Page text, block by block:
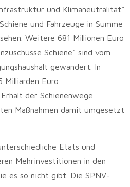
und Klimaneutralität“
und Fahrzeuge in Summe
Weitere 681 Millionen Euro
Schiene“ sind vom
gewandert. In
Milliarden Euro
der Schienenwege
Maßnahmen damit umgesetzt
Etats und
Mehrinvestitionen in den
es so nicht gibt. Die SPNV-